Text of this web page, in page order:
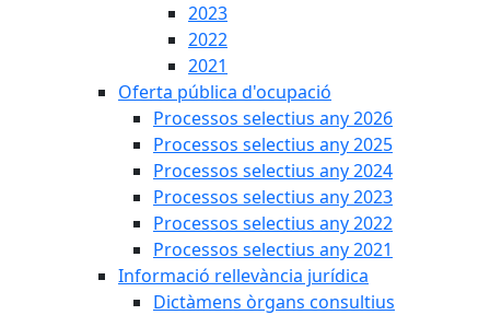
2023
2022
2021
Oferta pública d'ocupació
Processos selectius any 2026
Processos selectius any 2025
Processos selectius any 2024
Processos selectius any 2023
Processos selectius any 2022
Processos selectius any 2021
Informació rellevància jurídica
Dictàmens òrgans consultius